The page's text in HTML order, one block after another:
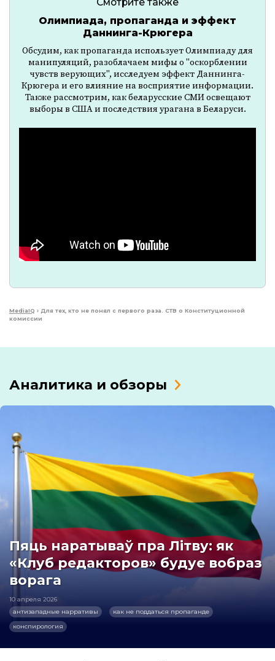
Олимпиада, пропаганда и эффект
Даннинга-Крюгера
Обсудим, как пропаганда использует Олимпиаду для
манипуляций, разоблачаем мифы о "оскорблении
чувств верующих", исследуем эффект Даннинга-
Крюгера и его влияние на восприятие информации.
Также рассмотрим, как беларусские СМИ освещают
выборы в США и последствия урагана в Беларуси.
MediaIQ › Для тех, кто не понял с первого раза. СТВ о Конституционной
комиссии
Аналитика и обзоры
Пяць наратываў пра Літву: як
«Клуб редакторов» будуе вобраз
ворага
10 апреля 2026
антизападные нарративы
как не поддаться пропаганде
конспирология